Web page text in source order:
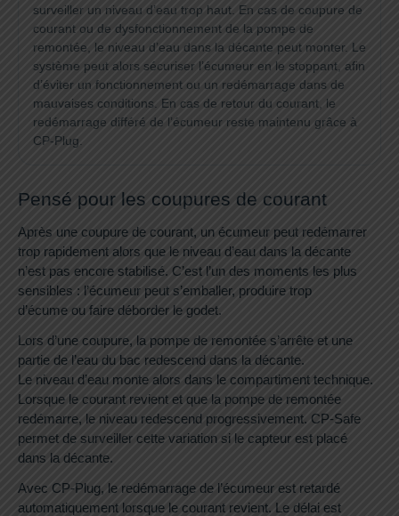
surveiller un niveau d’eau trop haut. En cas de coupure de
courant ou de dysfonctionnement de la pompe de
remontée, le niveau d’eau dans la décante peut monter. Le
système peut alors sécuriser l’écumeur en le stoppant, afin
d’éviter un fonctionnement ou un redémarrage dans de
mauvaises conditions. En cas de retour du courant, le
redémarrage différé de l’écumeur reste maintenu grâce à
CP-Plug.
Pensé pour les coupures de courant
Après une coupure de courant, un écumeur peut redémarrer
trop rapidement alors que le niveau d’eau dans la décante
n’est pas encore stabilisé. C’est l’un des moments les plus
sensibles : l’écumeur peut s’emballer, produire trop
d’écume ou faire déborder le godet.
Lors d’une coupure, la pompe de remontée s’arrête et une
partie de l’eau du bac redescend dans la décante.
Le niveau d’eau monte alors dans le compartiment technique.
Lorsque le courant revient et que la pompe de remontée
redémarre, le niveau redescend progressivement. CP-Safe
permet de surveiller cette variation si le capteur est placé
dans la décante.
Avec CP-Plug, le redémarrage de l’écumeur est retardé
automatiquement lorsque le courant revient. Le délai est